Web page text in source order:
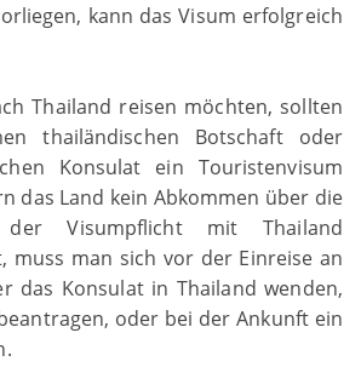
kann das Visum erfolgreich
Thailand reisen möchten, sollten
thailändischen Botschaft oder
Konsulat ein Touristenvisum
das Land kein Abkommen über die
Visumpflicht mit Thailand
muss man sich vor der Einreise an
das Konsulat in Thailand wenden,
oder bei der Ankunft ein